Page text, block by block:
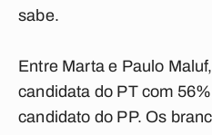
sabe.
Entre Marta e Paulo
candidata do PT com
candidato do PP. Os